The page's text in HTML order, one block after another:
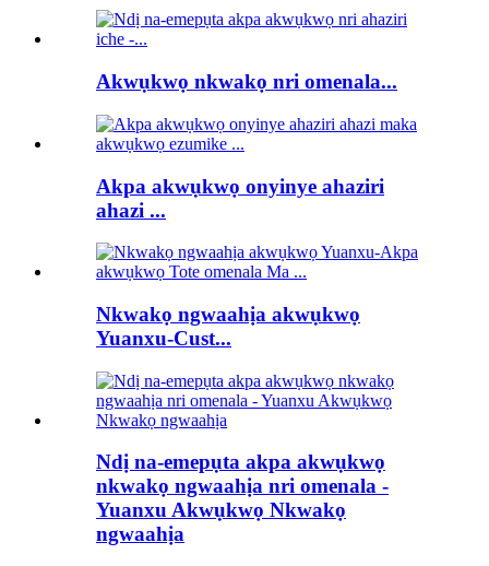
Akwụkwọ nkwakọ nri omenala...
Akpa akwụkwọ onyinye ahaziri
ahazi ...
Nkwakọ ngwaahịa akwụkwọ
Yuanxu-Cust...
Ndị na-emepụta akpa akwụkwọ
nkwakọ ngwaahịa nri omenala -
Yuanxu Akwụkwọ Nkwakọ
ngwaahịa